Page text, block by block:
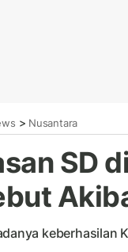
> Nusantara
SD
keberhasilan